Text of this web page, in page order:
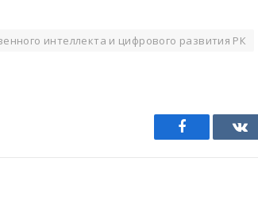
интеллекта и цифрового развития РК
Facebook